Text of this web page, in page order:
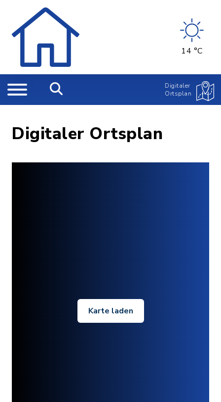
14 °C
Digitaler
Ortsplan
Digitaler Ortsplan
Karte laden